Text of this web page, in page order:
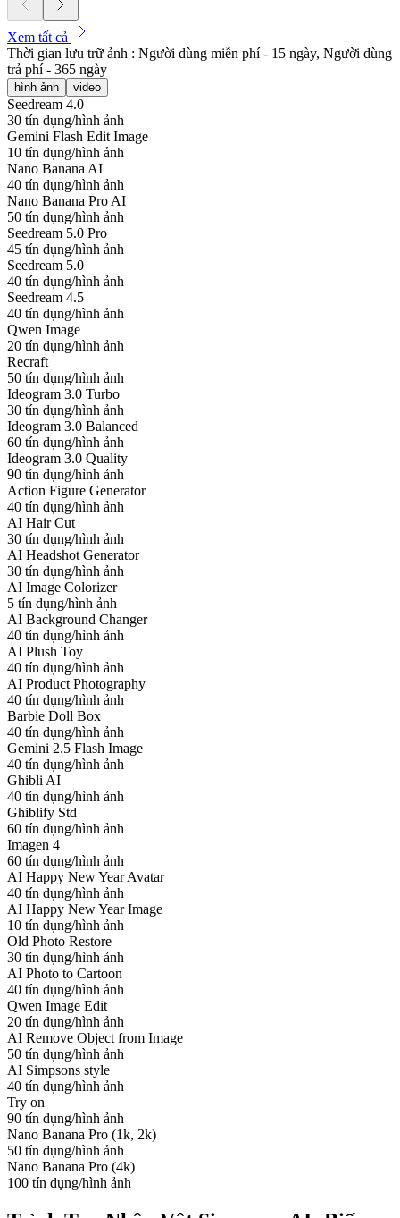
Xem tất cả
Thời gian lưu trữ ảnh : Người dùng miễn phí - 15 ngày, Người dùng
trả phí - 365 ngày
hình ảnh video
Seedream 4.0
30 tín dụng/hình ảnh
Gemini Flash Edit Image
10 tín dụng/hình ảnh
Nano Banana AI
40 tín dụng/hình ảnh
Nano Banana Pro AI
50 tín dụng/hình ảnh
Seedream 5.0 Pro
45 tín dụng/hình ảnh
Seedream 5.0
40 tín dụng/hình ảnh
Seedream 4.5
40 tín dụng/hình ảnh
Qwen Image
20 tín dụng/hình ảnh
Recraft
50 tín dụng/hình ảnh
Ideogram 3.0 Turbo
30 tín dụng/hình ảnh
Ideogram 3.0 Balanced
60 tín dụng/hình ảnh
Ideogram 3.0 Quality
90 tín dụng/hình ảnh
Action Figure Generator
40 tín dụng/hình ảnh
AI Hair Cut
30 tín dụng/hình ảnh
AI Headshot Generator
30 tín dụng/hình ảnh
AI Image Colorizer
5 tín dụng/hình ảnh
AI Background Changer
40 tín dụng/hình ảnh
AI Plush Toy
40 tín dụng/hình ảnh
AI Product Photography
40 tín dụng/hình ảnh
Barbie Doll Box
40 tín dụng/hình ảnh
Gemini 2.5 Flash Image
40 tín dụng/hình ảnh
Ghibli AI
40 tín dụng/hình ảnh
Ghiblify Std
60 tín dụng/hình ảnh
Imagen 4
60 tín dụng/hình ảnh
AI Happy New Year Avatar
40 tín dụng/hình ảnh
AI Happy New Year Image
10 tín dụng/hình ảnh
Old Photo Restore
30 tín dụng/hình ảnh
AI Photo to Cartoon
40 tín dụng/hình ảnh
Qwen Image Edit
20 tín dụng/hình ảnh
AI Remove Object from Image
50 tín dụng/hình ảnh
AI Simpsons style
40 tín dụng/hình ảnh
Try on
90 tín dụng/hình ảnh
Nano Banana Pro (1k, 2k)
50 tín dụng/hình ảnh
Nano Banana Pro (4k)
100 tín dụng/hình ảnh